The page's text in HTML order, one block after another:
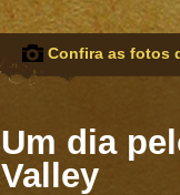
Confira as fotos
Um dia
Valley